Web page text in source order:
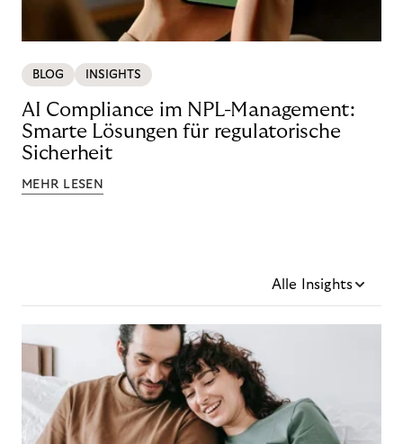
BLOG INSIGHTS
AI Compliance im NPL-Management:
Smarte Lösungen für regulatorische
Sicherheit
MEHR LESEN
Alle Insights